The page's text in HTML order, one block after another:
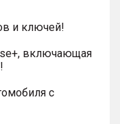
и ключей!
включающая
с